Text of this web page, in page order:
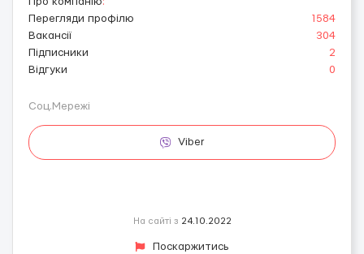
Перегляди профілю
1584
Вакансії
304
Підписники
2
Відгуки
0
Соц.Мережі
Viber
На сайті з 24.10.2022
Поскаржитись